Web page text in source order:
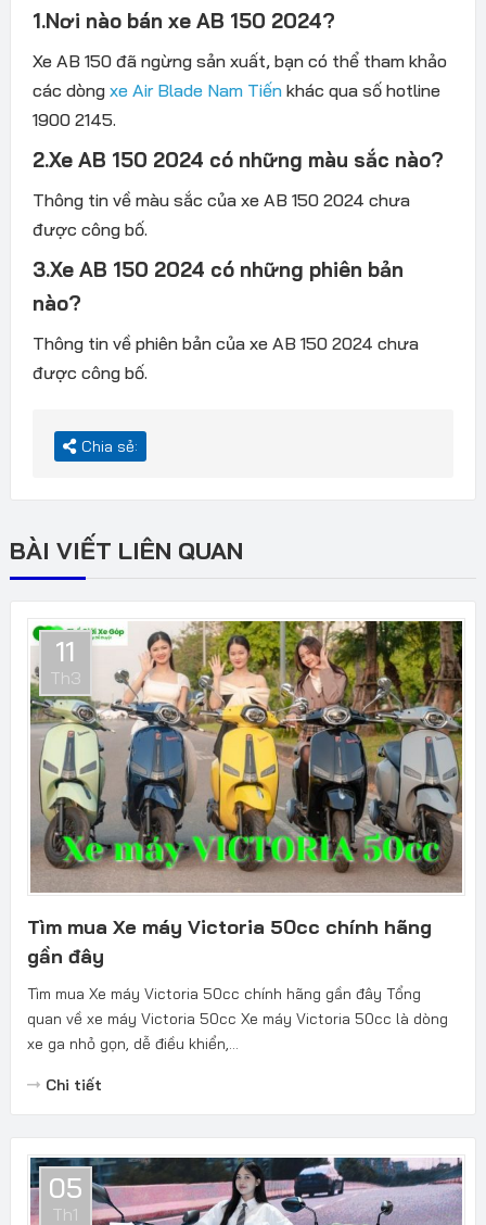
1.Nơi nào bán xe AB 150 2024?
Xe AB 150 đã ngừng sản xuất, bạn có thể tham khảo
các dòng xe Air Blade Nam Tiếnkhác qua số hotline
1900 2145.
2.Xe AB 150 2024 có những màu sắc nào?
Thông tin về màu sắc của xe AB 150 2024 chưa
được công bố.
3.Xe AB 150 2024 có những phiên bản
nào?
Thông tin về phiên bản của xe AB 150 2024 chưa
được công bố.
Chia sẻ:
BÀI VIẾT LIÊN QUAN
11
Th3
Tìm mua Xe máy Victoria 50cc chính hãng
gần đây
Tìm mua Xe máy Victoria 50cc chính hãng gần đây Tổng
quan về xe máy Victoria 50cc Xe máy Victoria 50cc là dòng
xe ga nhỏ gọn, dễ điều khiển,...
Chi tiết
05
Th1